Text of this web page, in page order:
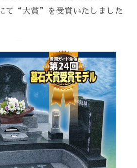
て“大賞”を受賞いたしました